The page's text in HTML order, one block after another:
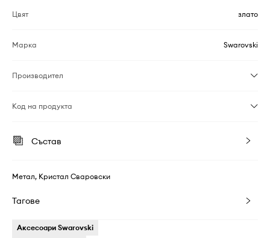
Цвят злато
Марка Swarovski
Производител
Код на продукта
Състав
Метал, Кристал Сваровски
Тагове
Аксесоари Swarovski